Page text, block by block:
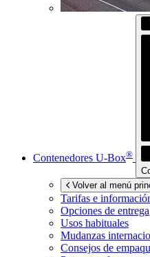
Contenedores U-Box®
Volver al menú
Tarifas e
Opciones de entrega
Usos habituales
Mudanzas
Consejos de